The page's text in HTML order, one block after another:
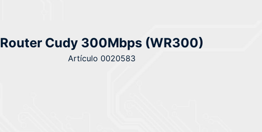
Router Cudy 300Mbps (WR300)
Artículo 0020583